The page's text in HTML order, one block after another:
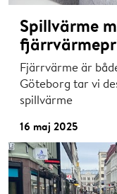
Spillvärme
Fjärrvärme är
Göteborg tar vi
spillvärme
16 maj 2025